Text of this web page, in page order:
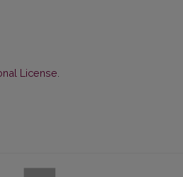
License